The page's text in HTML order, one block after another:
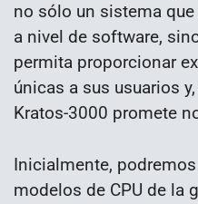
no sólo un sistema
a nivel de software,
permita proporcionar
únicas a sus usuarios
Kratos-3000 promete
Inicialmente,
modelos de CPU de la